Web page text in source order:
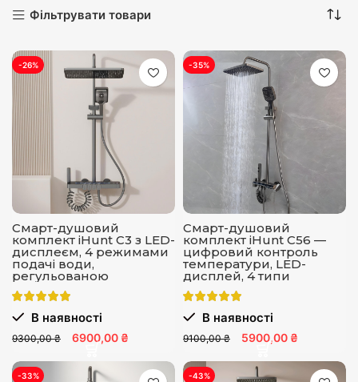
Фільтрувати товари
-26%
Смарт-душовий
комплект iHunt C3 з LED-
дисплеєм, 4 режимами
подачі води,
регульованою
температурою та
тиском, настінне
кріплення
В наявності
9300,00 ₴ 6900,00 ₴
-35%
Смарт-душовий
комплект iHunt C56 —
цифровий контроль
температури, LED-
дисплей, 4 типи
струменю
В наявності
9100,00 ₴ 5900,00 ₴
-33% -43%